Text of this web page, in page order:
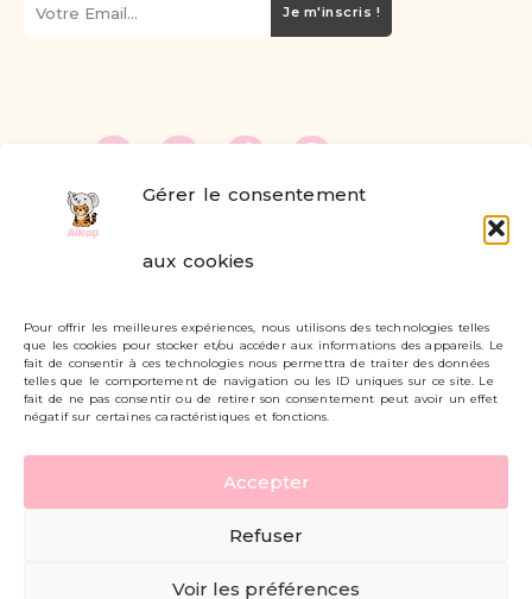
Gérer le consentement
aux cookies
Pour offrir les meilleures expériences, nous utilisons des technologies telles
que les cookies pour stocker et/ou accéder aux informations des appareils. Le
fait de consentir à ces technologies nous permettra de traiter des données
telles que le comportement de navigation ou les ID uniques sur ce site. Le
fait de ne pas consentir ou de retirer son consentement peut avoir un effet
négatif sur certaines caractéristiques et fonctions.
Accepter
Refuser
Voir les préférences
Je m'inscris !
Livraisons et retours
Mon compte
Carte cadeau
Politique de confidentialité
Mentions légales - CGV